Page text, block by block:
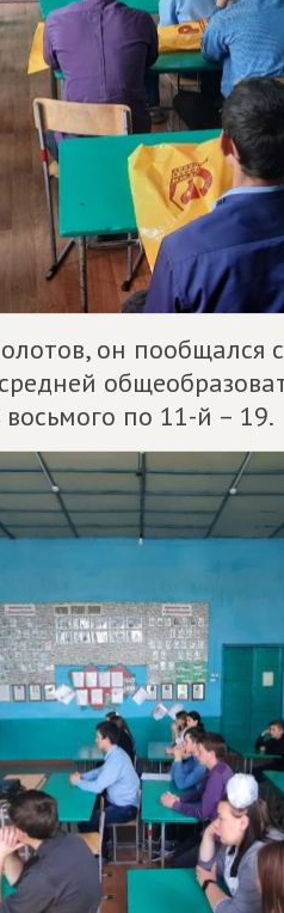
он пообщался
по 11-й – 19.